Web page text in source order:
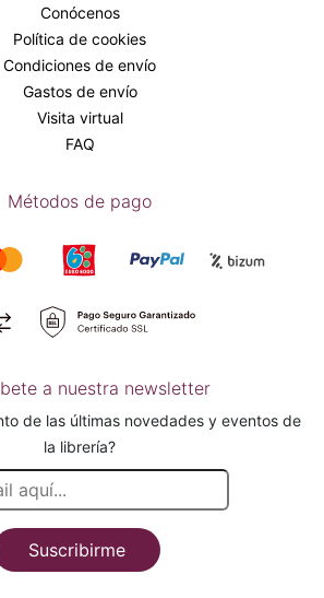
Conócenos
Política de cookies
Condiciones de envío
Gastos de envío
Visita virtual
FAQ
Métodos de pago
a nuestra newsletter
de las últimas novedades y eventos de
la librería?
Suscribirme